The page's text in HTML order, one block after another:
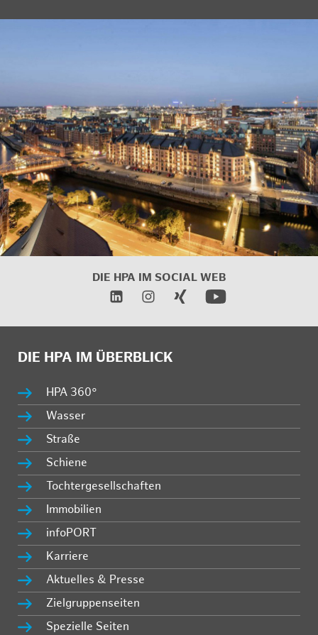
DIE HPA IM SOCIAL WEB
DIE HPA IM ÜBERBLICK
HPA 360°
Wasser
Straße
Schiene
Tochtergesellschaften
Immobilien
infoPORT
Karriere
Aktuelles & Presse
Zielgruppenseiten
Spezielle Seiten